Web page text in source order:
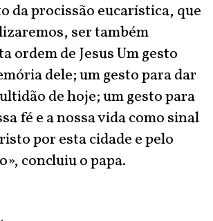
da procissão eucarística, que
ser também
ordem de Jesus Um gesto
dele; um gesto para dar
de hoje; um gesto para
fé e a nossa vida como sinal
por esta cidade e pelo
concluiu o papa.